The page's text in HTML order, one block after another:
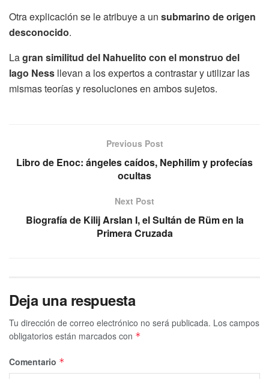
Otra explicación se le atribuye a un submarino de origen
desconocido.
Lagran similitud del Nahuelito con el monstruo del
lago Ness llevan a los expertos a contrastar y utilizar las
mismas teorías y resoluciones en ambos sujetos.
Previous Post
Libro de Enoc: ángeles caídos, Nephilim y profecías
ocultas
Next Post
Biografía de Kilij Arslan I, el Sultán de Rüm en la
Primera Cruzada
Deja una respuesta
Tu dirección de correo electrónico no será publicada. Los campos
obligatorios están marcados con *
Comentario *